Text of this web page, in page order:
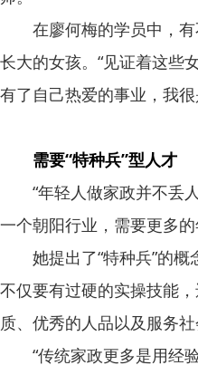
在廖何梅的学员中，有
长大的女孩。“见证着这些
有了自己热爱的事业，我很
需要“特种兵”型人才
“年轻人做家政并不丢人
一个朝阳行业，需要更多的
她提出了“特种兵”的概
不仅要有过硬的实操技能
质、优秀的人品以及服务社
“传统家政更多是用经